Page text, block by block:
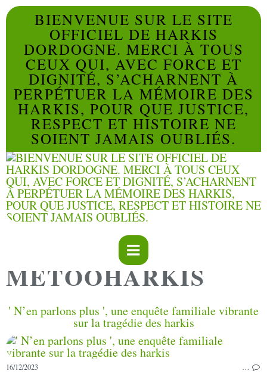
BIENVENUE SUR LE SITE
OFFICIEL DE HARKIS
DORDOGNE. MERCI À TOUS
CEUX QUI, AVEC FORCE ET
DIGNITÉ, S’ACHARNENT À
PERPÉTUER LA MÉMOIRE DES
HARKIS, POUR QUE JUSTICE,
RESPECT ET HISTOIRE NE
SOIENT JAMAIS OUBLIÉS.
METOOHARKIS
' N’en parlons plus ', une enquête familiale vibrante
sur la tragédie des harkis
16/12/2023 …